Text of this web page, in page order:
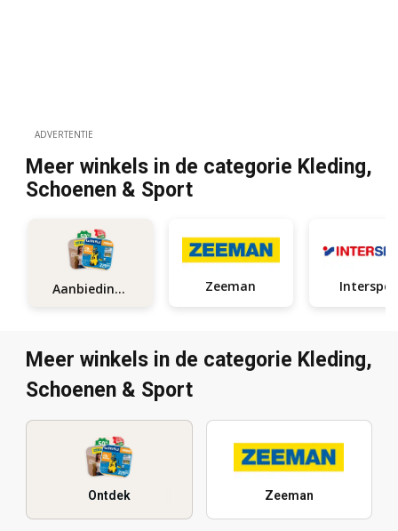
ADVERTENTIE
Meer winkels in de categorie Kleding,
Schoenen & Sport
Aanbiedingen Zeeman
Meer winkels in de categorie Kleding,
Schoenen & Sport
Ontdek Zeeman